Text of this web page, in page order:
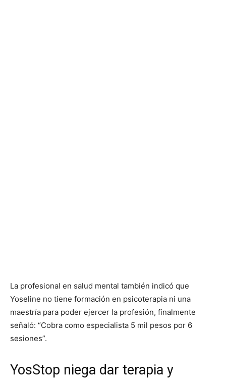
La profesional en salud mental también indicó que
Yoseline no tiene formación en psicoterapia ni una
maestría para poder ejercer la profesión, finalmente
señaló: “Cobra como especialista 5 mil pesos por 6
sesiones”.
YosStop niega dar terapia y